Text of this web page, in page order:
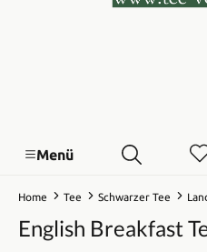
Menü
Home Tee Schwarzer Tee
English Breakfast